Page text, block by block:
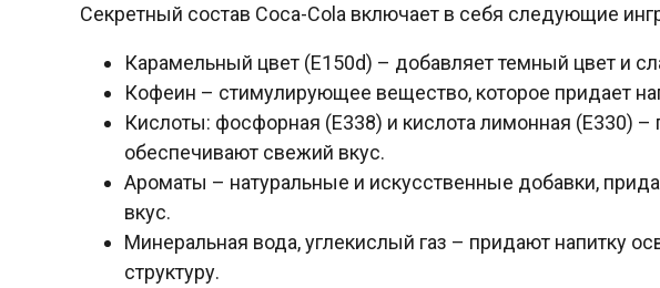
Секретный состав Coca-Cola включает в себя следующие
Карамельный цвет (E150d) – добавляет темный цвет и
Кофеин – стимулирующее вещество, которое придает
Кислоты: фосфорная (E338) и кислота лимонная (E330)
обеспечивают свежий вкус.
Ароматы – натуральные и искусственные добавки,
вкус.
Минеральная вода, углекислый газ – придают напитку
структуру.